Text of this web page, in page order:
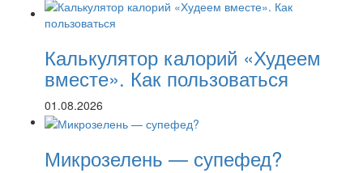
Калькулятор калорий «Худеем
вместе». Как пользоваться
01.08.2026
Микрозелень — супефед?